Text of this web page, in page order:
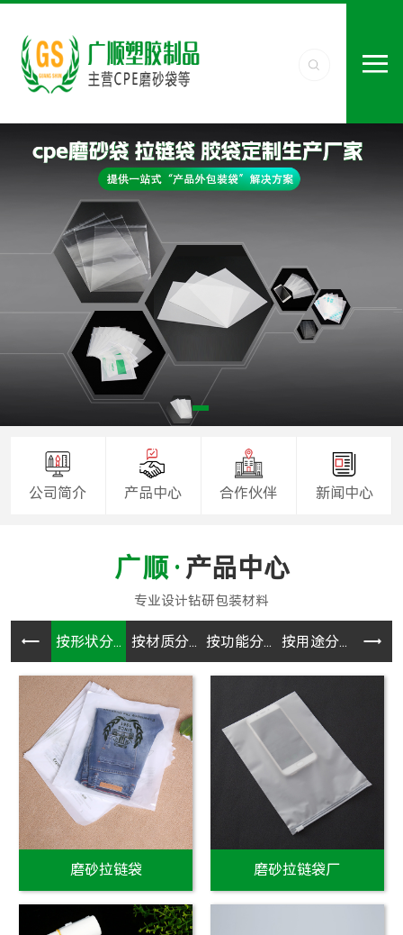
公司简介 产品中心 合作伙伴 新闻中心
产品中心
按形状分... 按材质分... 按功能分... 按用途分... CPE
磨砂拉链袋 磨砂拉链袋厂